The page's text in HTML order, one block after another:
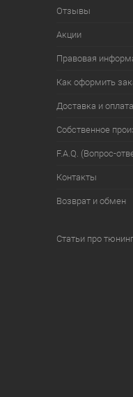
Отзывы
Акции
Правовая
Как оформить
Доставка и оплата
Собственное
F.A.Q. (Вопрос-
Контакты
Возврат и обмен
Статьи про